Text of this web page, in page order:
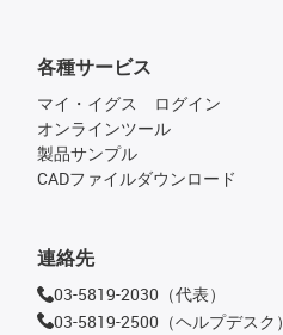
各種サービス
マイ・イグス ログイン
オンラインツール
製品サンプル
CADファイルダウンロード
連絡先
03-5819-2030（代表）
03-5819-2500（ヘルプデスク）